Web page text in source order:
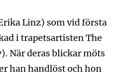
Linz) som vid första
i trapetsartisten The
När deras blickar möts
han handlöst och hon